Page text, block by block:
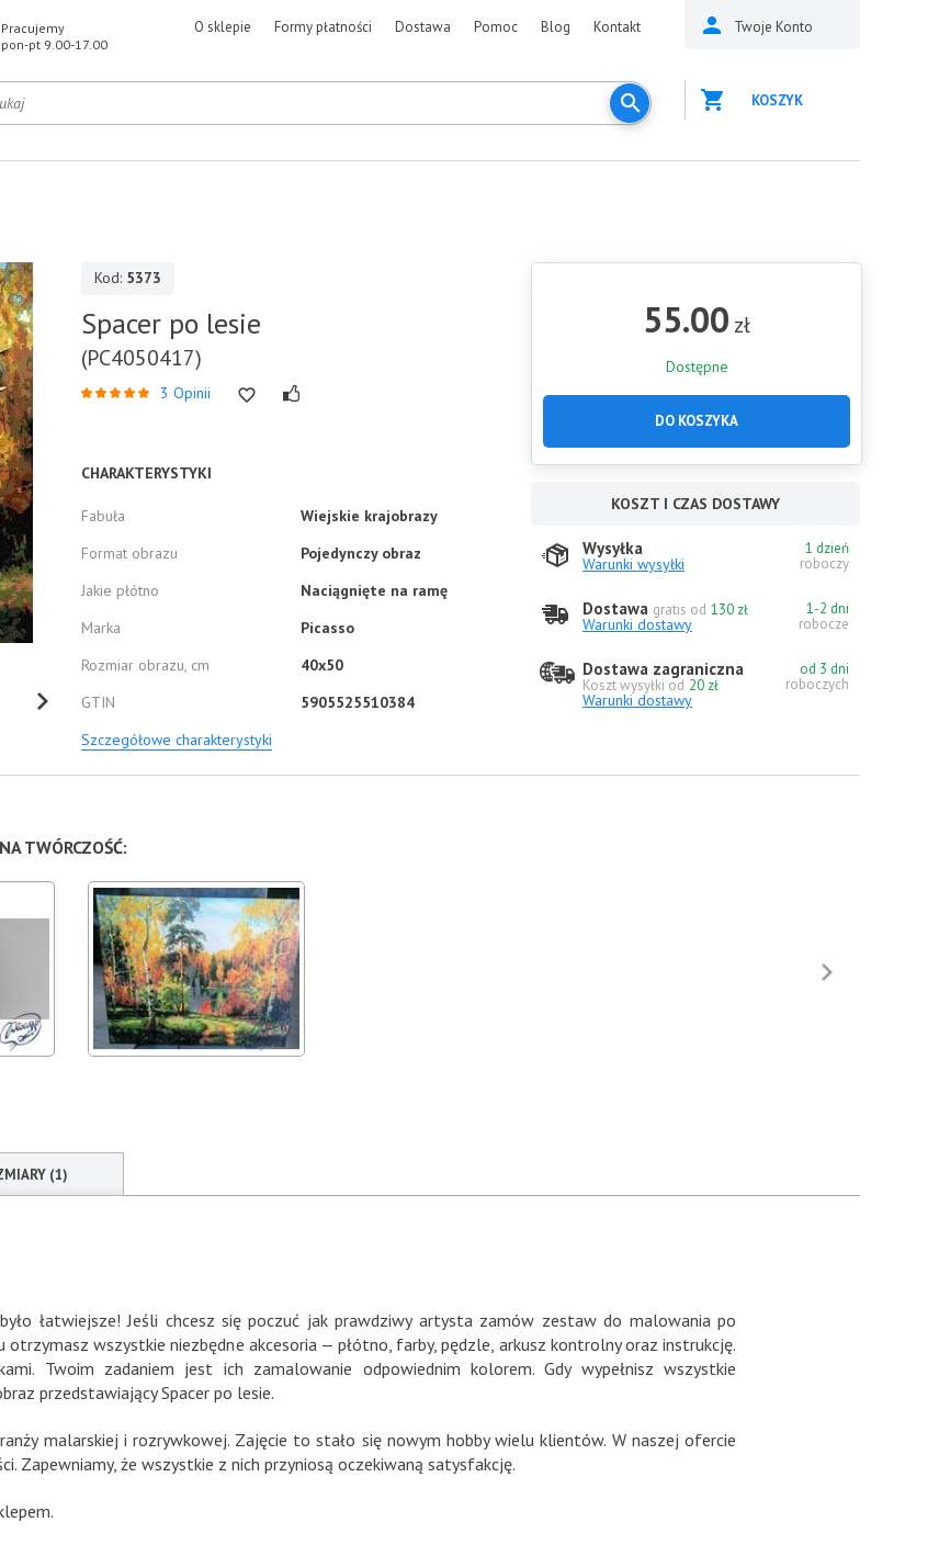
Pracujemy
pon-pt 9.00-17.00
O sklepie Formy płatności Dostawa Pomoc Blog Kontakt Twoje Konto
KOSZYK
Kod: 5373
Spacer po lesie
(PC4050417)
3 Opinii
CHARAKTERYSTYKI
Fabuła
Wiejskie krajobrazy
Format obrazu
Pojedynczy obraz
Jakie płótno
Naciągnięte na ramę
Marka
Picasso
Rozmiar obrazu, cm
40x50
GTIN
5905525510384
Szczegółowe charakterystyki
55.00 zł
Dostępne
DO KOSZYKA
KOSZT I CZAS DOSTAWY
Wysyłka
Warunki wysyłki
1 dzień
roboczy
Dostawa gratis od 130 zł
Warunki dostawy
1-2 dni
robocze
Dostawa zagraniczna
Koszt wysyłki od 20 zł
Warunki dostawy
od 3 dni
roboczych
TWÓRCZOŚĆ:
(1)
łatwiejsze! Jeśli chcesz się poczuć jak prawdziwy artysta zamów zestaw do malowania po
otrzymasz wszystkie niezbędne akcesoria — płótno, farby, pędzle, arkusz kontrolny oraz instrukcję.
Twoim zadaniem jest ich zamalowanie odpowiednim kolorem. Gdy wypełnisz wszystkie
przedstawiający Spacer po lesie.
malarskiej i rozrywkowej. Zajęcie to stało się nowym hobby wielu klientów. W naszej ofercie
Zapewniamy, że wszystkie z nich przyniosą oczekiwaną satysfakcję.
skontaktuj się z naszym sklepem.